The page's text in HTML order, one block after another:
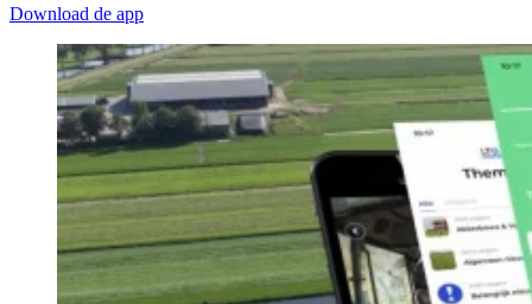
Download de app